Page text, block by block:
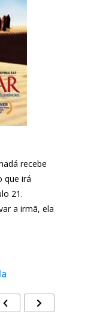
recebe
que irá
21.
a irmã, ela